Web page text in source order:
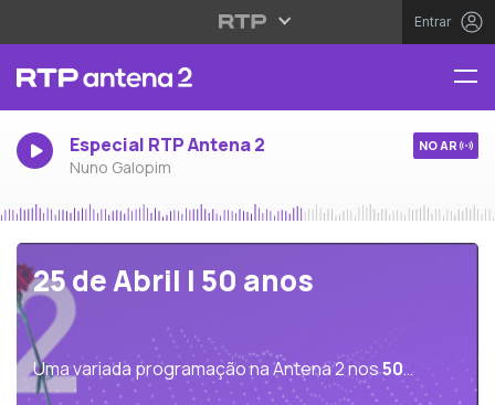
Entrar
Especial RTP Antena 2
Nuno Galopim
NO AR
25 de Abril | 50 anos
Uma variada programação na Antena 2 nos50
anos do 25 de Abril de 1974